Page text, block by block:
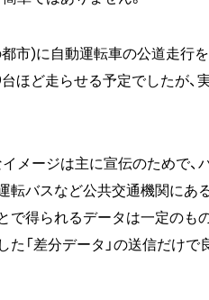
市)に自動運転車の公道走行
ほど走らせる予定でしたが、
メージは主に宣伝のためで、
転バスなど公共交通機関にあ
で得られるデータは一定のも
「差分データ」の送信だけで